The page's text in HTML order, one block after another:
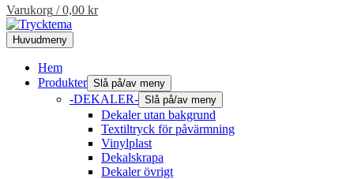
Varukorg /0,00 kr
Huvudmeny
Hem
Produkter Slå på/av meny
-DEKALER- Slå på/av meny
Dekaler utan bakgrund
Textiltryck för påvärmning
Vinylplast
Dekalskrapa
Dekaler övrigt